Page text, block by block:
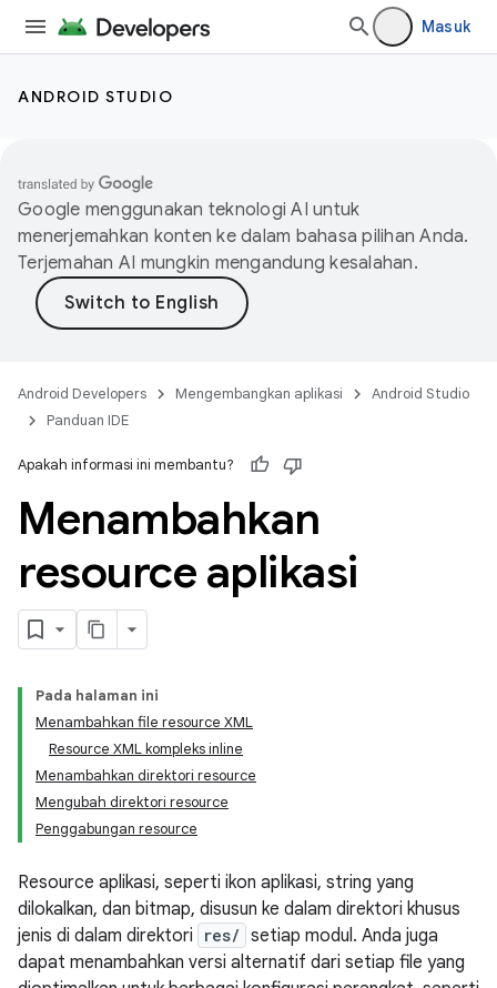
Masuk
ANDROID STUDIO
Google menggunakan teknologi AI untuk
menerjemahkan konten ke dalam bahasa pilihan Anda.
Terjemahan AI mungkin mengandung kesalahan.
Android Developers Mengembangkan aplikasi
Android Studio
Panduan IDE
Apakah informasi ini membantu?
Menambahkan
resource aplikasi
Pada halaman ini
Menambahkan file resource XML
Resource XML kompleks inline
Menambahkan direktori resource
Mengubah direktori resource
Penggabungan resource
Resource aplikasi, seperti ikon aplikasi, string yang
dilokalkan, dan bitmap, disusun ke dalam direktori khusus
jenis di dalam direktori
res/ setiap modul. Anda juga
dapat menambahkan versi alternatif dari setiap file yang